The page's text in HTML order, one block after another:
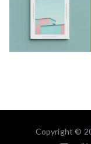
Copyright ©